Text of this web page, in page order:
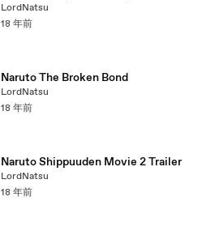
LordNatsu
18 年前
Naruto The Broken Bond
LordNatsu
18 年前
Naruto Shippuuden Movie 2 Trailer
LordNatsu
18 年前